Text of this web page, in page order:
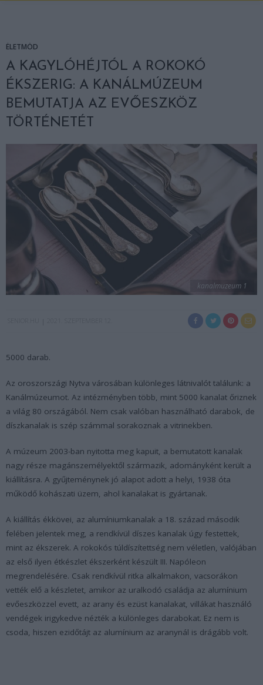
ÉLETMÓD
A KAGYLÓHÉJTÓL A ROKOKÓ
ÉKSZERIG: A KANÁLMÚZEUM
BEMUTATJA AZ EVŐESZKÖZ
TÖRTÉNETÉT
kanalmuzeum 1
5000 darab.
Az oroszországi Nytva városában különleges látnivalót találunk: a
Kanálmúzeumot. Az intézményben több, mint 5000 kanalat őriznek
a világ 80 országából. Nem csak valóban használható darabok, de
díszkanalak is szép számmal sorakoznak a vitrinekben.
A múzeum 2003-ban nyitotta meg kapuit, a bemutatott kanalak
nagy része magánszemélyektől származik, adományként került a
kiállításra. A gyűjteménynek jó alapot adott a helyi, 1938 óta
működő kohászati üzem, ahol kanalakat is gyártanak.
A kiállítás ékkövei, az alumíniumkanalak a 18. század második
felében jelentek meg, a rendkívül díszes kanalak úgy festettek,
mint az ékszerek. A rokokós túldíszítettség nem véletlen, valójában
az első ilyen étkészlet ékszerként készült III. Napóleon
megrendelésére. Csak rendkívül ritka alkalmakon, vacsorákon
vették elő a készletet, amikor az uralkodó családja az alumínium
evőeszközzel evett, az arany és ezüst kanalakat, villákat használó
vendégek irigykedve nézték a különleges darabokat. Ez nem is
csoda, hiszen ezidőtájt az alumínium az aranynál is drágább volt.